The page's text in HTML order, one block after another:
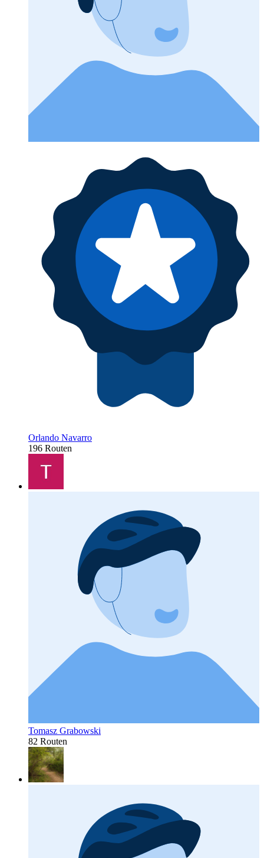
Orlando Navarro
196 Routen
Tomasz Grabowski
82 Routen